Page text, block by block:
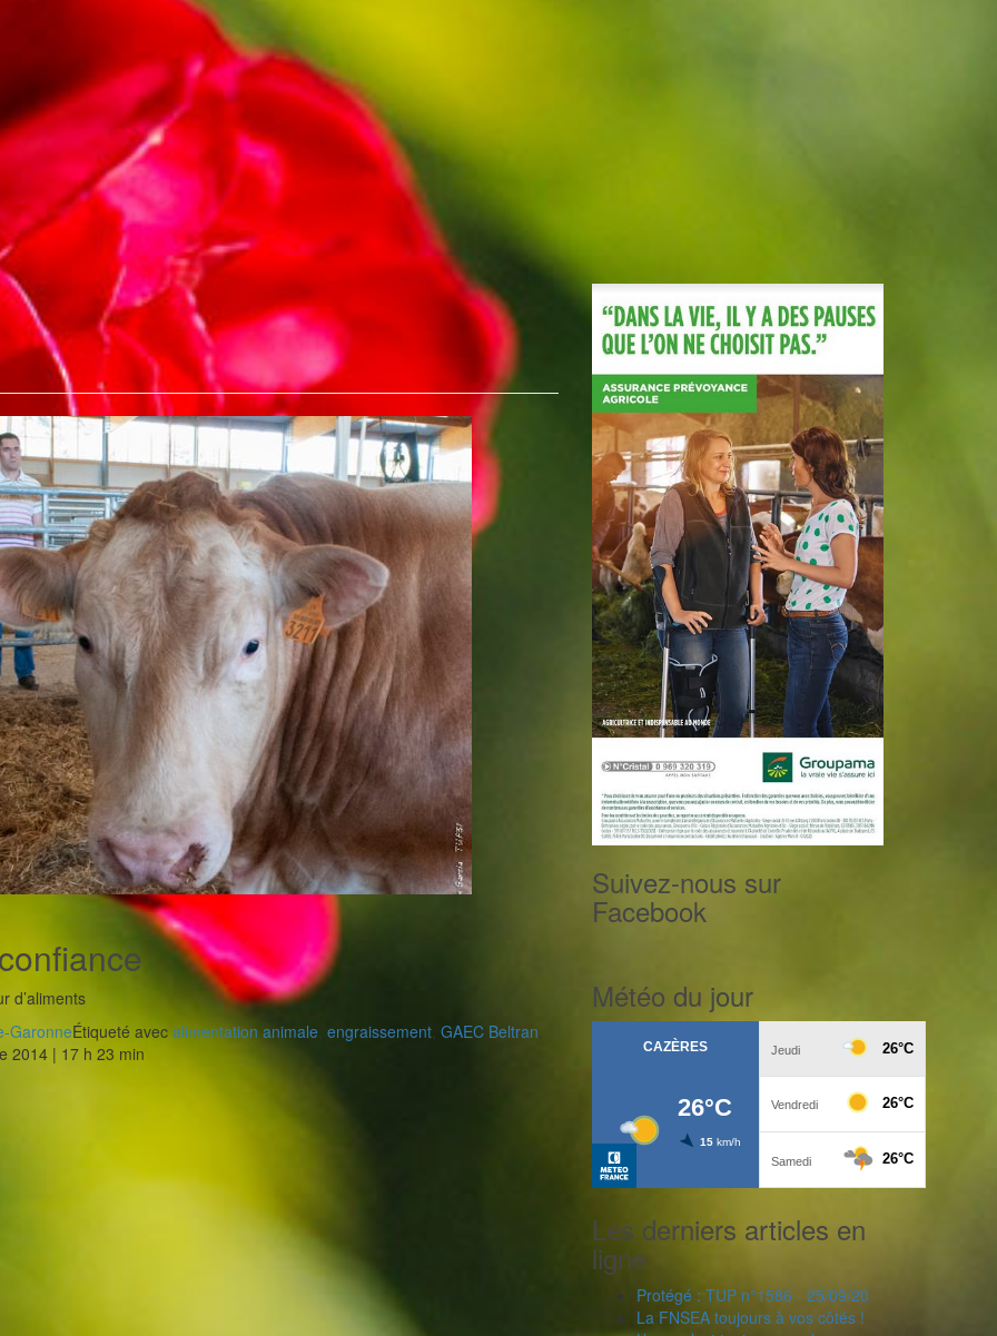
d’aliments
GaronneÉtiqueté avec alimentation animale, engraissement, GAEC Beltran,
2014 | 17 h 23 min
Suivez-nous sur
Facebook
Météo du jour
Les derniers articles en
ligne
Protégé : TUP n°1586 - 25/09/20
La FNSEA toujours à vos côtés !